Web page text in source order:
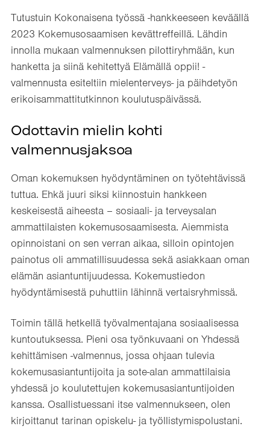
Tutustuin Kokonaisena työssä -hankkeeseen keväällä
2023 Kokemusosaamisen kevättreffeillä. Lähdin
innolla mukaan valmennuksen pilottiryhmään, kun
hanketta ja siinä kehitettyä Elämällä oppii! -
valmennusta esiteltiin mielenterveys- ja päihdetyön
erikoisammattitutkinnon koulutuspäivässä.
Odottavin mielin kohti
valmennusjaksoa
Oman kokemuksen hyödyntäminen on työtehtävissä
tuttua. Ehkä juuri siksi kiinnostuin hankkeen
keskeisestä aiheesta – sosiaali- ja terveysalan
ammattilaisten kokemusosaamisesta. Aiemmista
opinnoistani on sen verran aikaa, silloin opintojen
painotus oli ammatillisuudessa sekä asiakkaan oman
elämän asiantuntijuudessa. Kokemustiedon
hyödyntämisestä puhuttiin lähinnä vertaisryhmissä.
Toimin tällä hetkellä työvalmentajana sosiaalisessa
kuntoutuksessa. Pieni osa työnkuvaani on Yhdessä
kehittämisen -valmennus, jossa ohjaan tulevia
kokemusasiantuntijoita ja sote-alan ammattilaisia
yhdessä jo koulutettujen kokemusasiantuntijoiden
kanssa. Osallistuessani itse valmennukseen, olen
kirjoittanut tarinan opiskelu- ja työllistymispolustani.